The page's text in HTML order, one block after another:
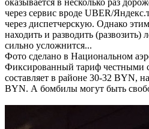
оказывается в несколько раз
через сервис вроде UBER/
через диспетчерскую. Однако
находить и разводить (развозить)
сильно усложнится...
Фото сделано в Национальном
Фиксированный тариф честными
составляет в районе 30-32 BYN,
BYN. А бомбилы могут быть